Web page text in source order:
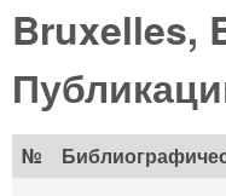
Bruxelles,
№